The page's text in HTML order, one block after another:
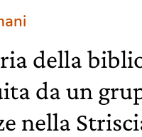
della
da un
nella